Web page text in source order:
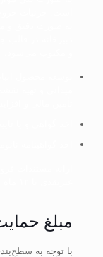
مبلغ
با توجه به